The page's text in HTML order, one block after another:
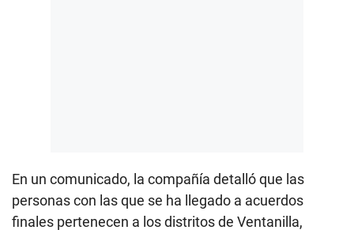
En un comunicado, la compañía detalló que las
personas con las que se ha llegado a acuerdos
finales pertenecen a los distritos de Ventanilla,